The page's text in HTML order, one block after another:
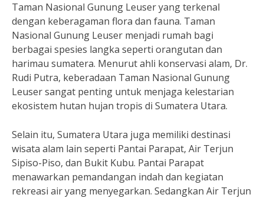
Taman Nasional Gunung Leuser yang terkenal
dengan keberagaman flora dan fauna. Taman
Nasional Gunung Leuser menjadi rumah bagi
berbagai spesies langka seperti orangutan dan
harimau sumatera. Menurut ahli konservasi alam, Dr.
Rudi Putra, keberadaan Taman Nasional Gunung
Leuser sangat penting untuk menjaga kelestarian
ekosistem hutan hujan tropis di Sumatera Utara.
Selain itu, Sumatera Utara juga memiliki destinasi
wisata alam lain seperti Pantai Parapat, Air Terjun
Sipiso-Piso, dan Bukit Kubu. Pantai Parapat
menawarkan pemandangan indah dan kegiatan
rekreasi air yang menyegarkan. Sedangkan Air Terjun